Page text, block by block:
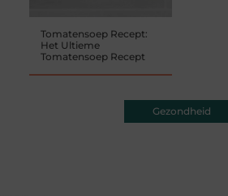
Tomatensoep Recept:
Het Ultieme
Tomatensoep Recept
Gezondheid